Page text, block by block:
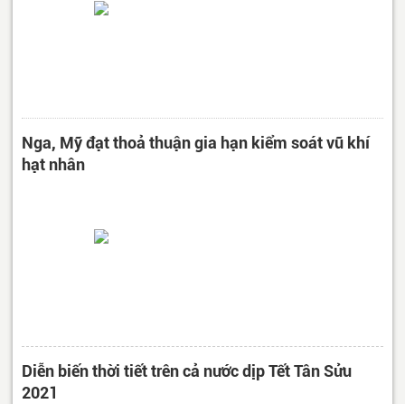
Nga, Mỹ đạt thoả thuận gia hạn kiểm soát vũ khí
hạt nhân
Diễn biến thời tiết trên cả nước dịp Tết Tân Sửu
2021